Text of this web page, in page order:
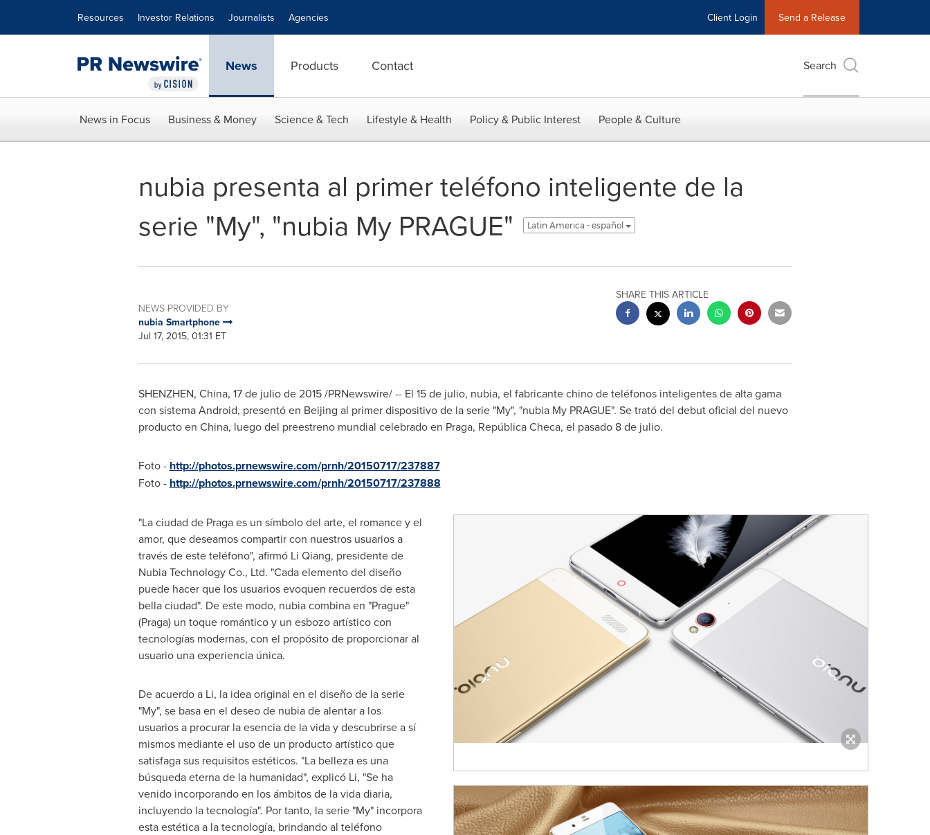
Resources Investor Relations Journalists Agencies Client Login Send a Release
News Products Contact Search
News in Focus Business & Money Science & Tech Lifestyle & Health Policy & Public Interest People & Culture
nubia presenta al primer teléfono inteligente de la
serie "My", "nubia My PRAGUE"
Latin America - español
NEWS PROVIDED BY
nubia Smartphone
Jul 17, 2015, 01:31 ET
SHARE THIS ARTICLE
SHENZHEN, China, 17 de julio de 2015 /PRNewswire/ -- El 15 de julio, nubia, el fabricante chino de teléfonos inteligentes de alta gama
con sistema Android, presentó en Beijing al primer dispositivo de la serie "My", "nubia My PRAGUE". Se trató del debut oficial del nuevo
producto en China, luego del preestreno mundial celebrado en Praga, República Checa, el pasado 8 de julio.
Foto - http://photos.prnewswire.com/prnh/20150717/237887
Foto - http://photos.prnewswire.com/prnh/20150717/237888
"La ciudad de Praga es un símbolo del arte, el romance y el
amor, que deseamos compartir con nuestros usuarios a
través de este teléfono", afirmó Li Qiang, presidente de
Nubia Technology Co., Ltd. "Cada elemento del diseño
puede hacer que los usuarios evoquen recuerdos de esta
bella ciudad". De este modo, nubia combina en "Prague"
(Praga) un toque romántico y un esbozo artístico con
tecnologías modernas, con el propósito de proporcionar al
usuario una experiencia única.
De acuerdo a Li, la idea original en el diseño de la serie
"My", se basa en el deseo de nubia de alentar a los
usuarios a procurar la esencia de la vida y descubrirse a sí
mismos mediante el uso de un producto artístico que
satisfaga sus requisitos estéticos. "La belleza es una
búsqueda eterna de la humanidad", explicó Li, "Se ha
venido incorporando en los ámbitos de la vida diaria,
incluyendo la tecnología". Por tanto, la serie "My" incorpora
esta estética a la tecnología, brindando al teléfono